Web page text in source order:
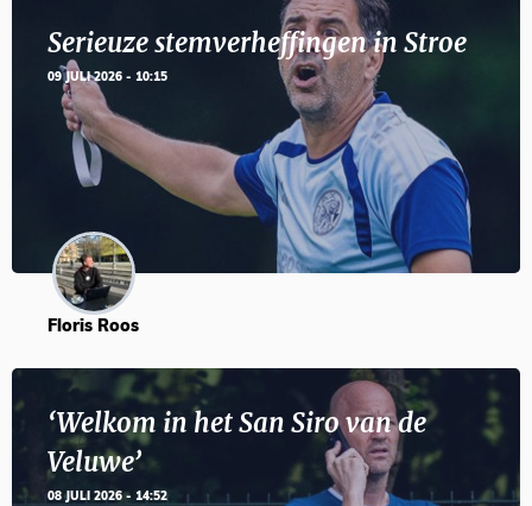
Serieuze stemverheffingen in Stroe
09 JULI 2026 - 10:15
Floris Roos
‘Welkom in het San Siro van de
Veluwe’
08 JULI 2026 - 14:52